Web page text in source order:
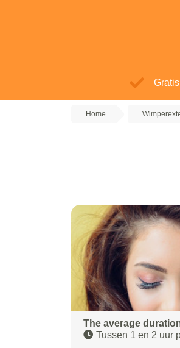
Home
The average
Tussen 1 en 2 uur